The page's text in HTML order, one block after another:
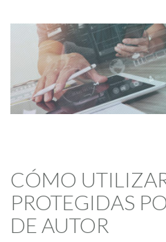
CÓMO
PROTEGIDAS
DE AUTOR